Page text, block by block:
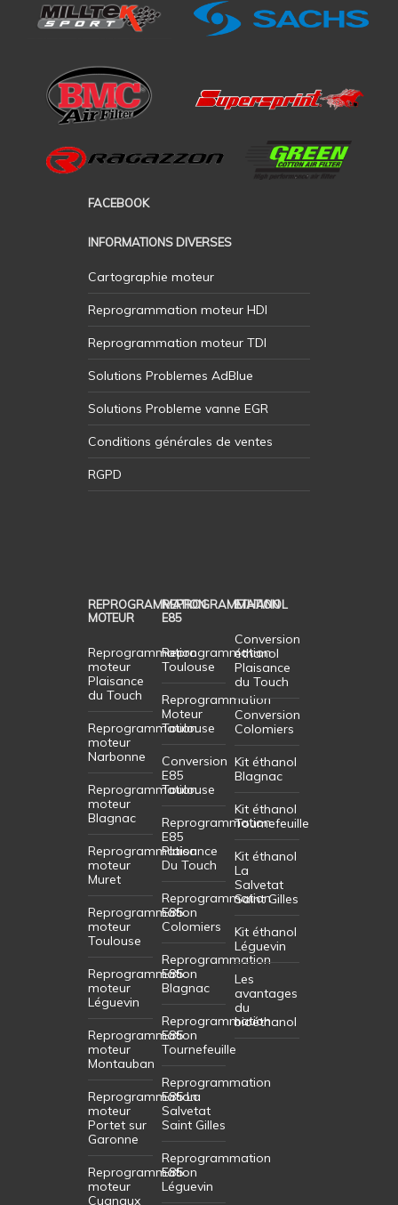
FACEBOOK
INFORMATIONS DIVERSES
Cartographie moteur
Reprogrammation moteur HDI
Reprogrammation moteur TDI
Solutions Problemes AdBlue
Solutions Probleme vanne EGR
Conditions générales de ventes
RGPD
REPROGRAMMATION
MOTEUR
Reprogrammation
moteur
Plaisance
du Touch
Reprogrammation
moteur
Narbonne
Reprogrammation
moteur
Blagnac
Reprogrammation
moteur
Muret
Reprogrammation
moteur
Toulouse
Reprogrammation
moteur
Léguevin
Reprogrammation
moteur
Montauban
Reprogrammation
moteur
Portet sur
Garonne
Reprogrammation
moteur
Cugnaux
REPROGRAMMATION
E85
Reprogrammation
Toulouse
Reprogrammation
Moteur
Toulouse
Conversion
E85
Toulouse
Reprogrammation
E85
Plaisance
Du Touch
Reprogrammation
E85
Colomiers
Reprogrammation
E85
Blagnac
Reprogrammation
E85
Tournefeuille
Reprogrammation
E85 La
Salvetat
Saint Gilles
Reprogrammation
E85
Léguevin
ETHANOL
Conversion
éthanol
Plaisance
du Touch
Conversion
Colomiers
Kit éthanol
Blagnac
Kit éthanol
Tournefeuille
Kit éthanol
La
Salvetat
Saint Gilles
Kit éthanol
Léguevin
Les
avantages
du
bioéthanol